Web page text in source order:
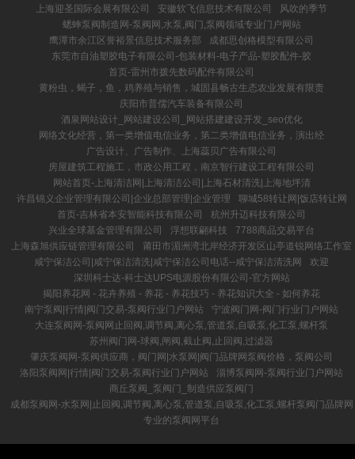
上海迎圣国际会展有限公司
安徽软飞信息技术有限公司
风吹的季节
蟋蟀泵阀制造网-泵阀网,水泵,阀门,泵阀领域专业门户网站
鹰潭市余江区誉裕景信息技术服务部
成都思创格模型有限公司
东莞市自油塑胶电子有限公司-包装材料-电子产品-塑胶配件-胶
首页-雷州市拨先数码配件有限公司
黄粉虫，蝎子，鱼，鸡养殖与销售，城固县畅古生态农业发展有限责
庆阳市普儒汽车装备有限公司
酒泉网站设计_网站建设公司_网站搭建建设开发_seo优化
网络文化经营，第一类增值电信业务，第二类增值电信业务，演出经
广告设计、广告制作、上海蕊贝广告有限公司
房屋建筑工程施工，市政公用工程，南京智行建设工程有限公司
网站首页-上海清洁网|上海清洁公司|上海石材清洗|上海地坪清
许昌锦义企业管理有限公司|企业总部管理|企业管理
聊城58转让网|饭店转让网
首页-吉林省本安智能科技有限公司
杭州升迈科技有限公司
兴业全球基金管理有限公司
浮想联翩科技
7788商品交易平台
上海森旭供应链管理有限公司
莆田市湄洲湾北岸经济开发区山亭道锐网络工作室
咸宁保洁公司|咸宁保洁清洗|咸宁保洁公司电话--咸宁保洁清洗网
欢迎
深圳科士达-科士达UPS电源股份有限公司-官方网站
揭阳养花网 - 花卉养殖 - 养花 - 养花技巧 - 养花知识大全 - 如何养花
南宁泵阀|行情|阀门交易-泵阀行业门户网站
宁波阀门网-阀门行业门户网站
大连泵阀网-泵阀网止回阀,调节阀,离心泵,管道泵,自吸泵,化工泵,螺杆泵
苏州阀门网-球阀,闸阀,截止阀,止回阀,过滤器
肇庆泵阀网-泵阀供应商，阀门网|水泵网|阀门品牌网泵阀价格，泵阀公司
洛阳泵阀网|行情|阀门交易-泵阀行业门户网站
淄博泵阀网-泵阀行业门户网站
商丘泵阀_泵阀门_制造供应泵阀门
成都泵阀网-水泵网|止回阀,调节阀,离心泵,管道泵,自吸泵,化工泵,螺杆泵阀门品牌网
专业的泵阀网平台